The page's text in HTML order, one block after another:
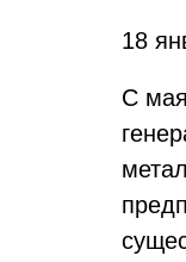
18
С